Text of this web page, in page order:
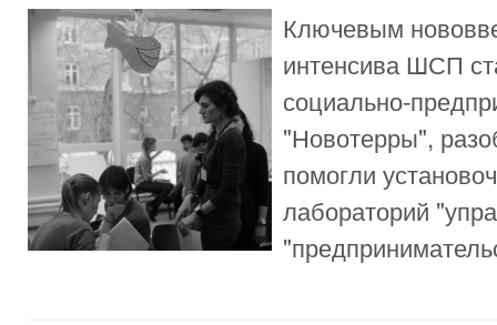
Ключевым
интенсива ШСП
социально-
"Новотерры",
помогли
лабораторий